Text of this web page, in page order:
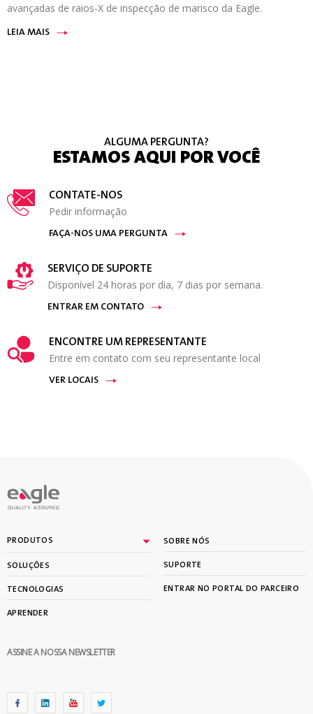
avançadas de raios-X de inspecção de marisco da Eagle.
LEIA MAIS
ALGUMA PERGUNTA?
ESTAMOS AQUI POR VOCÊ
CONTATE-NOS
Pedir informação
FAÇA-NOS UMA PERGUNTA
SERVIÇO DE SUPORTE
Disponível 24 horas por dia, 7 dias por semana.
ENTRAR EM CONTATO
ENCONTRE UM REPRESENTANTE
Entre em contato com seu representante local
VER LOCAIS
PRODUTOS
SOLUÇÕES
TECNOLOGIAS
APRENDER
SOBRE NÓS
SUPORTE
ENTRAR NO PORTAL DO PARCEIRO
ASSINE A NOSSA NEWSLETTER